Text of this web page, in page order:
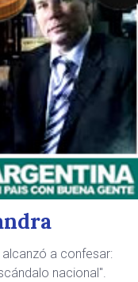
alcanzó a confesar:
nacional".